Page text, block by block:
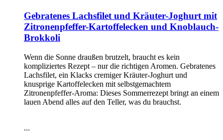
Gebratenes Lachsfilet und Kräuter-Joghurt mit
Zitronenpfeffer-Kartoffelecken und Knoblauch-
Brokkoli
Wenn die Sonne draußen brutzelt, braucht es kein
kompliziertes Rezept – nur die richtigen Aromen. Gebratenes
Lachsfilet, ein Klacks cremiger Kräuter-Joghurt und
knusprige Kartoffelecken mit selbstgemachtem
Zitronenpfeffer-Aroma: Dieses Sommerrezept bringt an einem
lauen Abend alles auf den Teller, was du brauchst.
...